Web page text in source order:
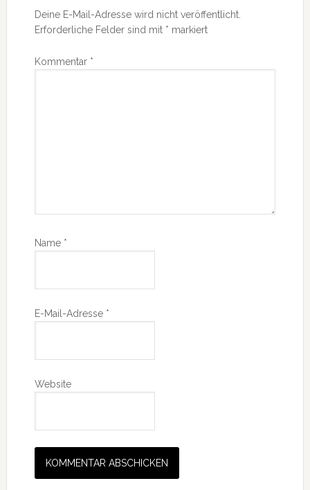
Deine E-Mail-Adresse wird nicht veröffentlicht.
Erforderliche Felder sind mit * markiert
Kommentar *
Name *
E-Mail-Adresse *
Website